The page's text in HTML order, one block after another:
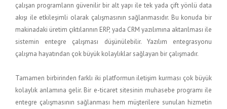
çalışan programların güvenilir bir alt yapı ile tek yada çift yönlü data
akışı ile etkileşimli olarak çalışmasının sağlanmasıdır. Bu konuda bir
makinadaki üretim çıktılarının ERP, yada CRM yazılımına aktarılması ile
sistemin entegre çalışması düşünülebilir. Yazılım entegrasyonu
çalışma hayatından çok büyük kolaylıklar sağlayan bir çalışmadır.
Tamamen birbirinden farklı iki platformun iletişim kurması çok büyük
kolaylık anlamına gelir. Bir e-ticaret sitesinin muhasebe programı ile
entegre çalışmasının sağlanması hem müşterilere sunulan hizmetin